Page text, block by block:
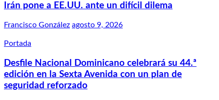
Irán pone a EE.UU. ante un difícil dilema
Francisco González agosto 9, 2026
Portada
Desfile Nacional Dominicano celebrará su 44.ª
edición en la Sexta Avenida con un plan de
seguridad reforzado